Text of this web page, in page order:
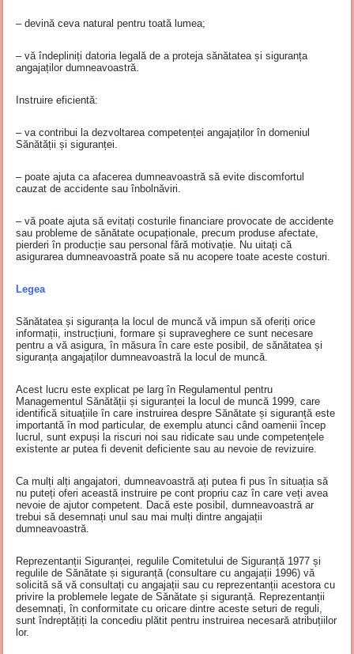
– devină ceva natural pentru toată lumea;
– vă îndepliniți datoria legală de a proteja sănătatea și siguranța
angajaților dumneavoastră.
Instruire eficientă:
– va contribui la dezvoltarea competenței angajaților în domeniul
Sănătății și siguranței.
– poate ajuta ca afacerea dumneavoastră să evite discomfortul
cauzat de accidente sau înbolnăviri.
– vă poate ajuta să evitați costurile financiare provocate de accidente
sau probleme de sănătate ocupaționale, precum produse afectate,
pierderi în producție sau personal fără motivație. Nu uitați că
asigurarea dumneavoastră poate să nu acopere toate aceste costuri.
Legea
Sănătatea și siguranța la locul de muncă vă impun să oferiți orice
informații, instrucțiuni, formare și supraveghere ce sunt necesare
pentru a vă asigura, în măsura în care este posibil, de sănătatea și
siguranța angajaților dumneavoastră la locul de muncă.
Acest lucru este explicat pe larg în Regulamentul pentru
Managementul Sănătății și siguranței la locul de muncă 1999, care
identifică situațiile în care instruirea despre Sănătate și siguranță este
importantă în mod particular, de exemplu atunci când oamenii încep
lucrul, sunt expuși la riscuri noi sau ridicate sau unde competențele
existente ar putea fi devenit deficiente sau au nevoie de revizuire.
Ca mulți alți angajatori, dumneavoastră ați putea fi pus în situația să
nu puteți oferi această instruire pe cont propriu caz în care veți avea
nevoie de ajutor competent. Dacă este posibil, dumneavoastră ar
trebui să desemnați unul sau mai mulți dintre angajații
dumneavoastră.
Reprezentanții Siguranței, regulile Comitetului de Siguranță 1977 și
regulile de Sănătate și siguranță (consultare cu angajații 1996) vă
solicită să vă consultați cu angajații sau cu reprezentanții acestora cu
privire la problemele legate de Sănătate și siguranță. Reprezentanții
desemnați, în conformitate cu oricare dintre aceste seturi de reguli,
sunt îndreptățiți la concediu plătit pentru instruirea necesară atribuțiilor
lor.